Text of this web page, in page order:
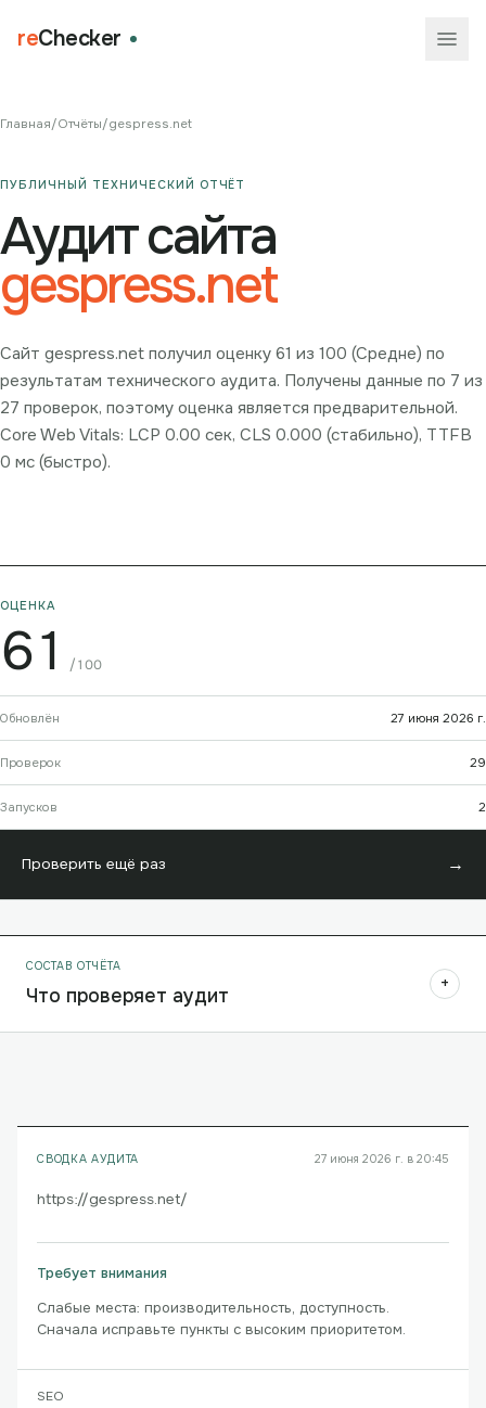
reChecker
Главная/Отчёты/gespress.net
ПУБЛИЧНЫЙ ТЕХНИЧЕСКИЙ ОТЧЁТ
Аудит сайта
gespress.net
Сайт gespress.net получил оценку 61 из 100 (Средне) по
результатам технического аудита. Получены данные по 7 из
27 проверок, поэтому оценка является предварительной.
Core Web Vitals: LCP 0.00 сек, CLS 0.000 (стабильно), TTFB
0 мс (быстро).
ОЦЕНКА
61 /100
Обновлён 27 июня 2026 г.
Проверок 29
Запусков 2
Проверить ещё раз →
СОСТАВ ОТЧЁТА
Что проверяет аудит +
СВОДКА АУДИТА 27 июня 2026 г. в 20:45
https://gespress.net/
Требует внимания
Слабые места: производительность, доступность.
Сначала исправьте пункты с высоким приоритетом.
SEO